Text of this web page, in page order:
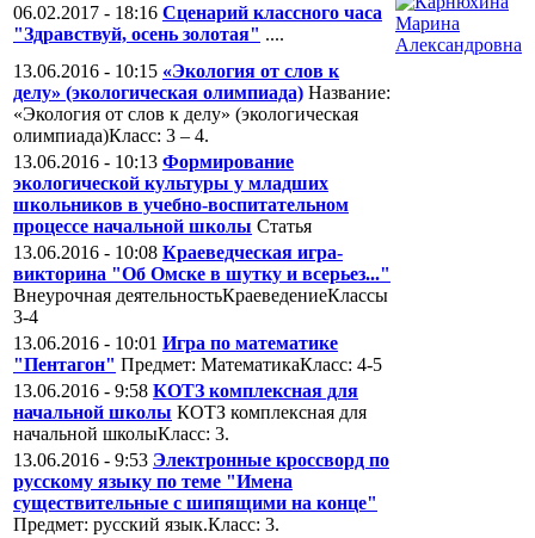
06.02.2017 - 18:16 Сценарий классного часа
"Здравствуй, осень золотая" ....
13.06.2016 - 10:15 «Экология от слов к
делу» (экологическая олимпиада) Название:
«Экология от слов к делу» (экологическая
олимпиада)Класс: 3 – 4.
13.06.2016 - 10:13 Формирование
экологической культуры у младших
школьников в учебно-воспитательном
процессе начальной школы Статья
13.06.2016 - 10:08 Краеведческая игра-
викторина "Об Омске в шутку и всерьез..."
Внеурочная деятельностьКраеведениеКлассы
3-4
13.06.2016 - 10:01 Игра по математике
"Пентагон" Предмет: МатематикаКласс: 4-5
13.06.2016 - 9:58 КОТЗ комплексная для
начальной школы КОТЗ комплексная для
начальной школыКласс: 3.
13.06.2016 - 9:53 Электронные кроссворд по
русскому языку по теме "Имена
существительные с шипящими на конце"
Предмет: русский язык.Класс: 3.